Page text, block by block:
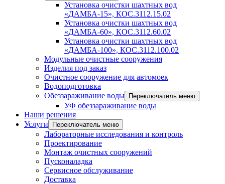
Установка очистки шахтных вод
«ДАМБА-15», КОС.3112.15.02
Установка очистки шахтных вод
«ДАМБА-60», КОС.3112.60.02
Установка очистки шахтных вод
«ДАМБА-100», КОС.3112.100.02
Модульные очистные сооружения
Изделия под заказ
Очистное сооружение для автомоек
Водоподготовка
Обеззараживание воды
Переключатель меню
УФ обеззараживание воды
Наши решения
Услуги
Переключатель меню
Лабораторные исследования и контроль
Проектирование
Монтаж очистных сооружений
Пусконаладка
Сервисное обслуживание
Доставка